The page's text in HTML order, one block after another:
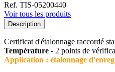
Ref. TIS-05200440
Voir tous les produits
Description
Certificat d'étalonnage raccordé
Température - 2 points de
Application : étalonnage